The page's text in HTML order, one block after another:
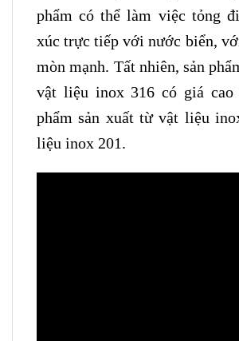
phẩm có thể làm việc tỏng
xúc trực tiếp với nước biển,
mòn mạnh. Tất nhiên, sản
vật liệu inox 316 có giá cao
phẩm sản xuất từ vật liệu
liệu inox 201.